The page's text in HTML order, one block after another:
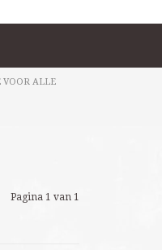
VOOR ALLE
Pagina 1 van 1